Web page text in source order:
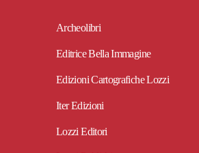
Archeolibri
Editrice Bella Immagine
Edizioni Cartografiche Lozzi
Iter Edizioni
Lozzi Editori